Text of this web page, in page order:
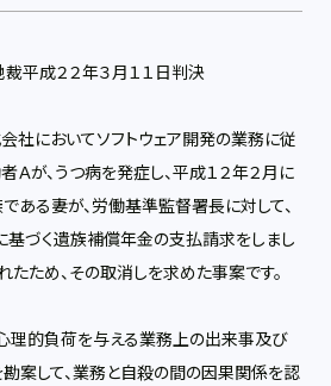
成２２年３月１１日判決
社においてソフトウェア開発の業務に従
が、うつ病を発症し、平成１２年２月に
ある妻が、労働基準監督署長に対して、
づく遺族補償年金の支払請求をしまし
たため、その取消しを求めた事案です。
理的負荷を与える業務上の出来事及び
案して、業務と自殺の間の因果関係を認